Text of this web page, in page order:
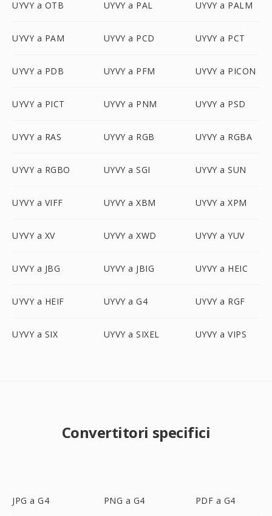
UYVY a OTB UYVY a PAL UYVY a PALM
UYVY a PAM UYVY a PCD UYVY a PCT
UYVY a PDB UYVY a PFM UYVY a PICON
UYVY a PICT UYVY a PNM UYVY a PSD
UYVY a RAS UYVY a RGB UYVY a RGBA
UYVY a RGBO UYVY a SGI UYVY a SUN
UYVY a VIFF UYVY a XBM UYVY a XPM
UYVY a XV UYVY a XWD UYVY a YUV
UYVY a JBG UYVY a JBIG UYVY a HEIC
UYVY a HEIF UYVY a G4 UYVY a RGF
UYVY a SIX UYVY a SIXEL UYVY a VIPS
Convertitori specifici
JPG a G4 PNG a G4 PDF a G4